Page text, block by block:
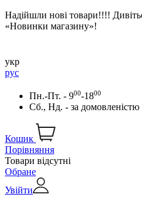
Надійшли нові товари!!!!
«Новинки магазину»!
укр
рус
Пн.-Пт. - 900-1800
Сб., Нд. - за домовленістю
Кошик
Порівняння
Товари відсутні
Обране
Увійти